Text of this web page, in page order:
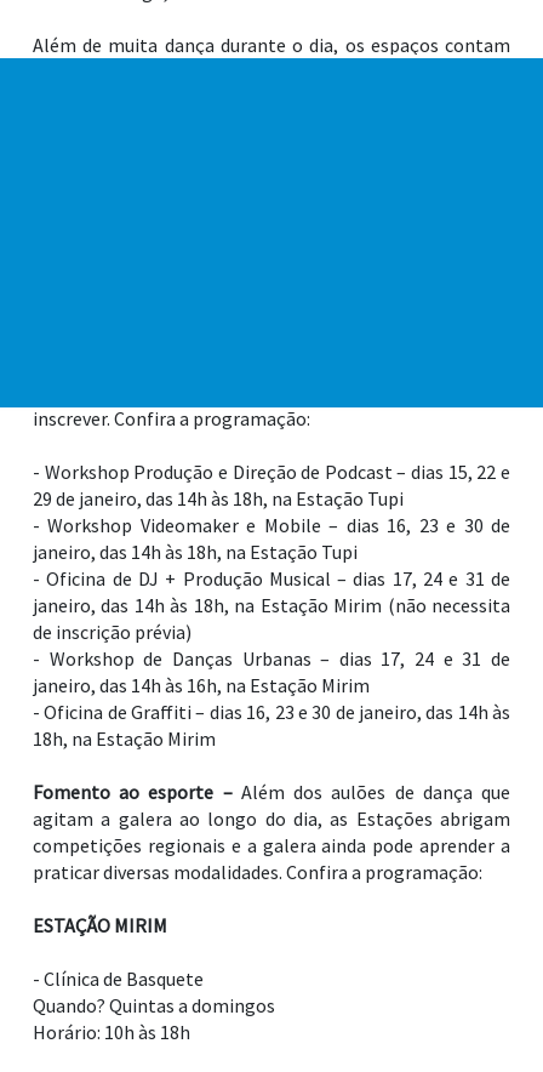
Além de muita dança durante o dia, os espaços contam
inscrever. Confira a programação:
- Workshop Produção e Direção de Podcast – dias 15, 22 e
29 de janeiro, das 14h às 18h, na Estação Tupi
- Workshop Videomaker e Mobile – dias 16, 23 e 30 de
janeiro, das 14h às 18h, na Estação Tupi
- Oficina de DJ + Produção Musical – dias 17, 24 e 31 de
janeiro, das 14h às 18h, na Estação Mirim (não necessita
de inscrição prévia)
- Workshop de Danças Urbanas – dias 17, 24 e 31 de
janeiro, das 14h às 16h, na Estação Mirim
- Oficina de Graffiti – dias 16, 23 e 30 de janeiro, das 14h às
18h, na Estação Mirim
Fomento ao esporte –Além dos aulões de dança que
agitam a galera ao longo do dia, as Estações abrigam
competições regionais e a galera ainda pode aprender a
praticar diversas modalidades. Confira a programação:
ESTAÇÃO MIRIM
- Clínica de Basquete
Quando? Quintas a domingos
Horário: 10h às 18h